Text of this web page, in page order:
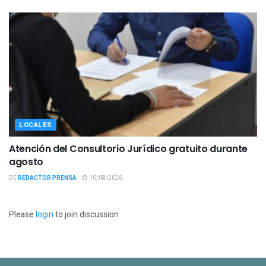
LOCALES
Atención del Consultorio Jurídico gratuito durante
agosto
DEREDACTOR PRENSA 10/08/2026
Pleaseloginto join discussion